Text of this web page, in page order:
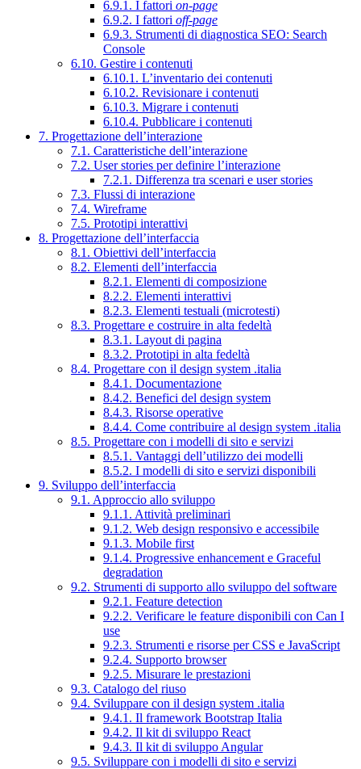
6.9.1. I fattori on-page
6.9.2. I fattori off-page
6.9.3. Strumenti di diagnostica SEO: Search
Console
6.10. Gestire i contenuti
6.10.1. L’inventario dei contenuti
6.10.2. Revisionare i contenuti
6.10.3. Migrare i contenuti
6.10.4. Pubblicare i contenuti
7. Progettazione dell’interazione
7.1. Caratteristiche dell’interazione
7.2. User stories per definire l’interazione
7.2.1. Differenza tra scenari e user stories
7.3. Flussi di interazione
7.4. Wireframe
7.5. Prototipi interattivi
8. Progettazione dell’interfaccia
8.1. Obiettivi dell’interfaccia
8.2. Elementi dell’interfaccia
8.2.1. Elementi di composizione
8.2.2. Elementi interattivi
8.2.3. Elementi testuali (microtesti)
8.3. Progettare e costruire in alta fedeltà
8.3.1. Layout di pagina
8.3.2. Prototipi in alta fedeltà
8.4. Progettare con il design system .italia
8.4.1. Documentazione
8.4.2. Benefici del design system
8.4.3. Risorse operative
8.4.4. Come contribuire al design system .italia
8.5. Progettare con i modelli di sito e servizi
8.5.1. Vantaggi dell’utilizzo dei modelli
8.5.2. I modelli di sito e servizi disponibili
9. Sviluppo dell’interfaccia
9.1. Approccio allo sviluppo
9.1.1. Attività preliminari
9.1.2. Web design responsivo e accessibile
9.1.3. Mobile first
9.1.4. Progressive enhancement e Graceful
degradation
9.2. Strumenti di supporto allo sviluppo del software
9.2.1. Feature detection
9.2.2. Verificare le feature disponibili con Can I
use
9.2.3. Strumenti e risorse per CSS e JavaScript
9.2.4. Supporto browser
9.2.5. Misurare le prestazioni
9.3. Catalogo del riuso
9.4. Sviluppare con il design system .italia
9.4.1. Il framework Bootstrap Italia
9.4.2. Il kit di sviluppo React
9.4.3. Il kit di sviluppo Angular
9.5. Sviluppare con i modelli di sito e servizi